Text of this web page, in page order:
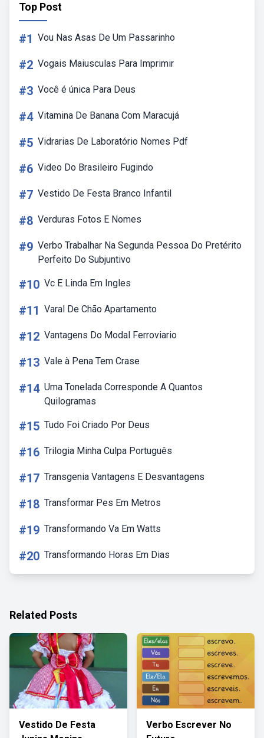
Top Post
#1 Vou Nas Asas De Um Passarinho
#2 Vogais Maiusculas Para Imprimir
#3 Você é única Para Deus
#4 Vitamina De Banana Com Maracujá
#5 Vidrarias De Laboratório Nomes Pdf
#6 Video Do Brasileiro Fugindo
#7 Vestido De Festa Branco Infantil
#8 Verduras Fotos E Nomes
#9 Verbo Trabalhar Na Segunda Pessoa Do Pretérito
Perfeito Do Subjuntivo
#10 Vc E Linda Em Ingles
#11 Varal De Chão Apartamento
#12 Vantagens Do Modal Ferroviario
#13 Vale à Pena Tem Crase
#14 Uma Tonelada Corresponde A Quantos
Quilogramas
#15 Tudo Foi Criado Por Deus
#16 Trilogia Minha Culpa Português
#17 Transgenia Vantagens E Desvantagens
#18 Transformar Pes Em Metros
#19 Transformando Va Em Watts
#20 Transformando Horas Em Dias
Related Posts
Vestido De Festa
Verbo Escrever No